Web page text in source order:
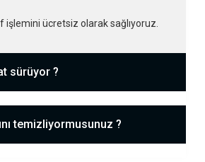
işlemini ücretsiz olarak sağlıyoruz.
sürüyor ?
temizliyormusunuz ?